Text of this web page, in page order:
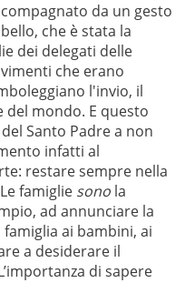
da un gesto
che è stata la
dei delegati delle
che erano
l'invio, il
mondo. E questo
Santo Padre a non
infatti al
restare sempre nella
famiglie sono la
ad annunciare la
ai bambini, ai
a desiderare il
di sapere